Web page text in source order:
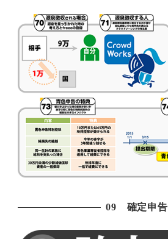
09 確定申告